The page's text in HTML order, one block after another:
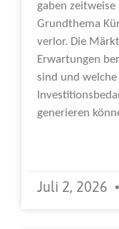
gaben zeitweise
Grundthema
verlor. Die
Erwartungen
sind und
generieren
Juli 2, 2026